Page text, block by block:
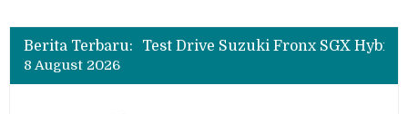
Berita Terbaru:
Beli Mobil Jangan Cuma Lihat Cicilan, TAF dan OJK Tekankan Pentingnya Literasi Keuangan
Beli Mobil Jangan Cuma Lihat Cicilan, TAF dan OJK Tekankan Pentingnya Literasi Keuangan
8 August 2026